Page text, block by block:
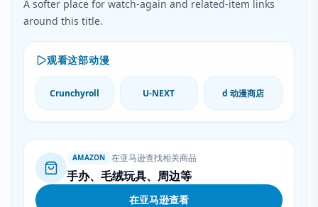
A softer place for watch-again and related-item links
around this title.
观看这部动漫
Crunchyroll U-NEXT d 动漫商店
AMAZON 在亚马逊查找相关商品
手办、毛绒玩具、周边等
在亚马逊查看